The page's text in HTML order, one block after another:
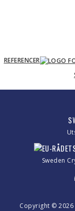
REFERENCER
Sweden
Copyright © 2026